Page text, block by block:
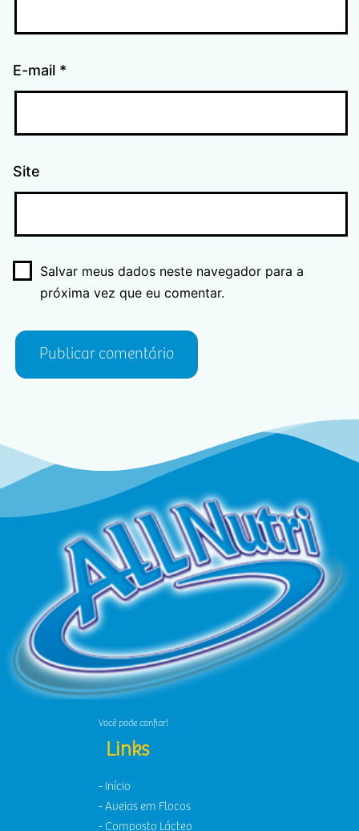
E-mail *
Site
Salvar meus dados neste navegador para a
próxima vez que eu comentar.
Você pode confiar!
Links
- Início
- Aveias em Flocos
- Composto Lácteo